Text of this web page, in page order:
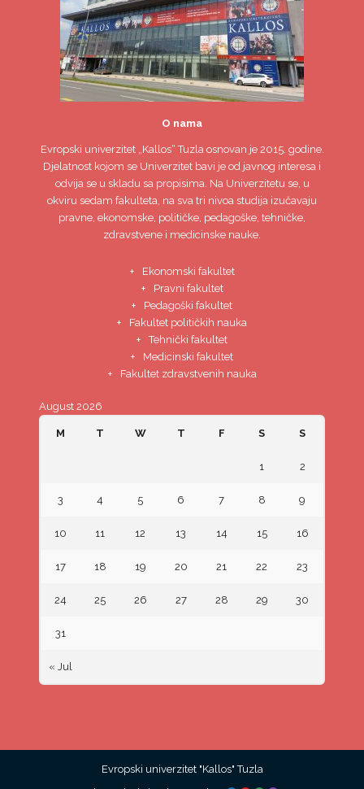
O nama
Evropski univerzitet„Kallos“ Tuzla osnovan je 2015. godine.
Djelatnost kojom se Univerzitet bavi je od javnog interesa i
odvija se u skladu sa propisima. Na Univerzitetu se, u
okviru sedam fakulteta, na sva tri nivoa studija izučavaju
pravne, ekonomske, političke, pedagoške, tehničke,
zdravstvene i medicinske nauke.
Ekonomski fakultet
Pravni fakultet
Pedagoški fakultet
Fakultet političkih nauka
Tehnički fakultet
Medicinski fakultet
Fakultet zdravstvenih nauka
August 2026
M T W T F S S
« Jul
1 2
3 4 5 6 7 8 9
10 11 12 13 14 15 16
17 18 19 20 21 22 23
24 25 26 27 28 29 30
31
Evropski univerzitet "Kallos" Tuzla